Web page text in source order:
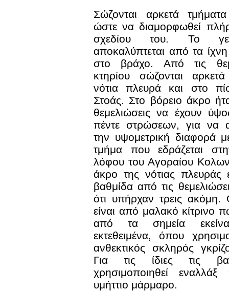
Σώζονται αρκετά
ώστε να διαμορφωθεί
σχεδίου του. Το
αποκαλύπτεται από τα
στο βράχο. Από τις
κτηρίου σώζονται
νότια πλευρά και στο
Στοάς. Στο βόρειο άκρο
θεμελιώσεις να έχουν
πέντε στρώσεων, για να
την υψομετρική διαφορά
τμήμα που εδράζεται
λόφου του Αγοραίου
άκρο της νότιας πλευράς
βαθμίδα από τις
ότι υπήρχαν τρεις ακόμη.
είναι από μαλακό κίτρινο
από τα σημεία
εκτεθειμένα, όπου
ανθεκτικός σκληρός
Για τις ίδιες τις
χρησιμοποιηθεί εναλλάξ
υμήττιο μάρμαρο.